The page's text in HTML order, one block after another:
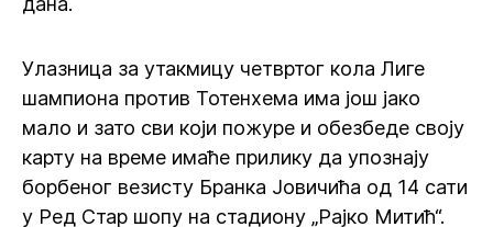
Улазница за утакмицу четвртог кола Лиге
шампиона против Тотенхема има још јако
мало и зато сви који пожуре и обезбеде своју
карту на време имаће прилику да упознају
борбеног везисту Бранка Јовичића од 14 сати
у Ред Стар шопу на стадиону „Рајко Митић“.